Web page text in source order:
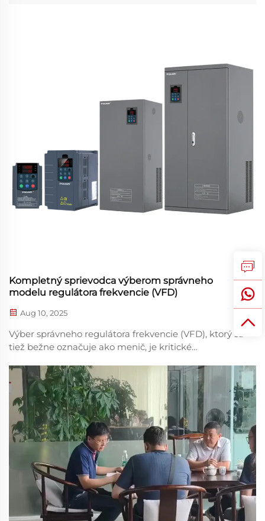
Kompletný sprievodca výberom správneho
modelu regulátora frekvencie (VFD)
Aug 10, 2025
Výber správneho regulátora frekvencie (VFD), ktorý sa
tiež bežne označuje ako menič, je kritické
energetickú účinnosť, spoľahlivosť systému a
dlhodobé prevádzkové náklady. Správne
prispôsobený...